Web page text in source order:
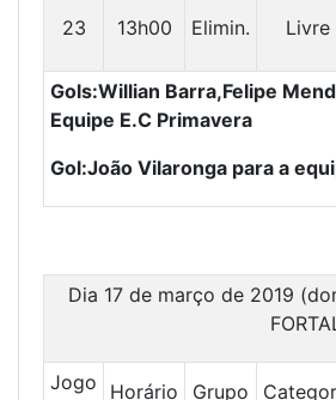
23 13h00 Elimin. Livre
Gols:Willian Barra,Felipe
Equipe E.C Primavera
Gol:João Vilaronga para a
Dia 17 de março de 2019
Jogo Horário Grupo